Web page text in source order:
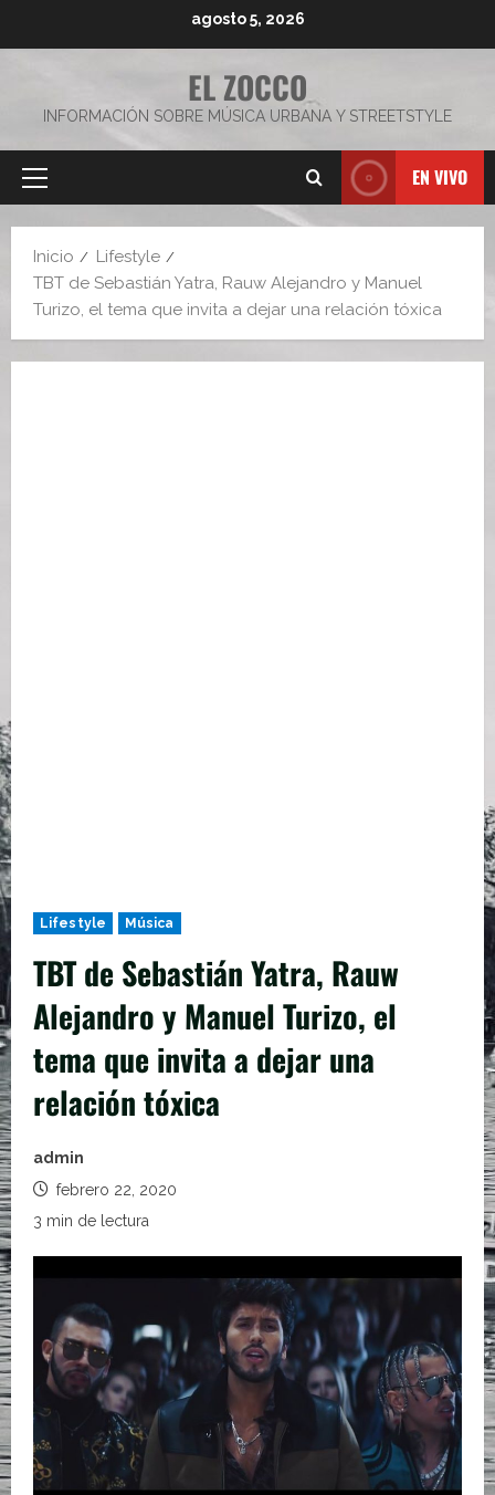
agosto 5, 2026
EL ZOCCO
INFORMACIÓN SOBRE MÚSICA URBANA Y STREETSTYLE
Menú
EN VIVO
Inicio
Lifestyle
TBT de Sebastián Yatra, Rauw Alejandro y Manuel
Turizo, el tema que invita a dejar una relación tóxica
Lifestyle Música
TBT de Sebastián Yatra, Rauw
Alejandro y Manuel Turizo, el
tema que invita a dejar una
relación tóxica
admin
febrero 22, 2020
3 min de lectura